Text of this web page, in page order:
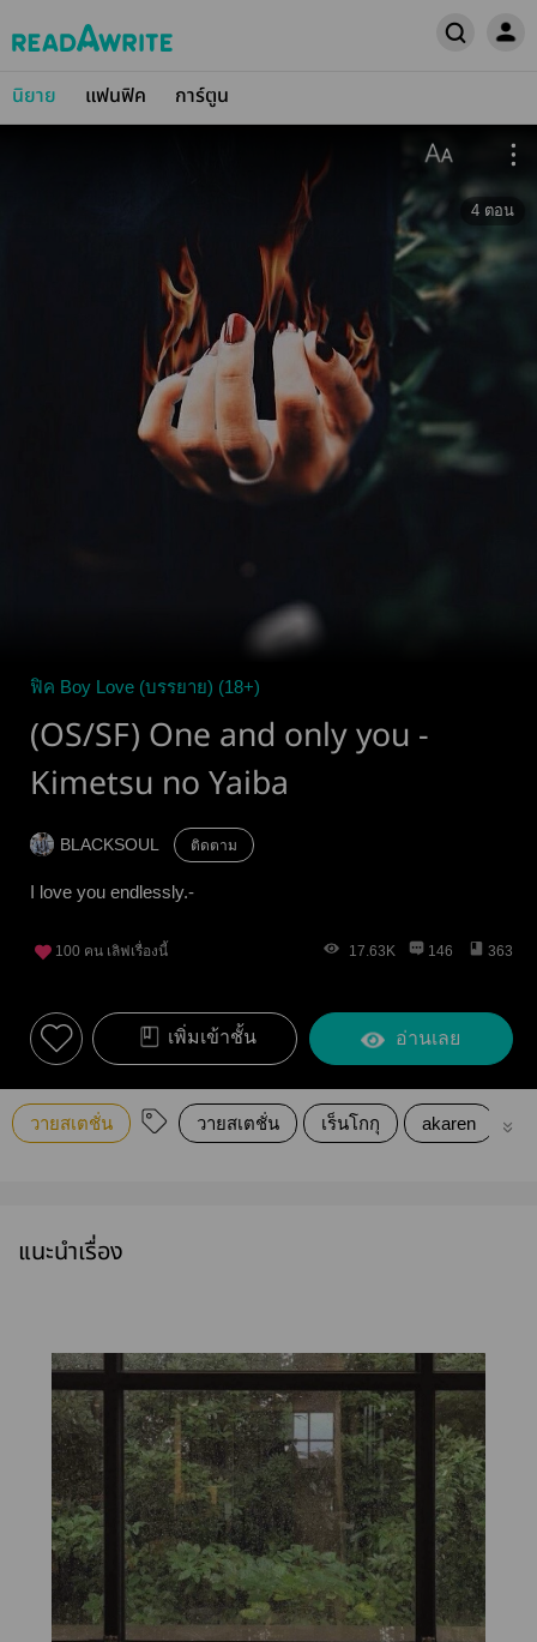
นิยาย แฟนฟิค การ์ตูน
4 ตอน
ฟิค Boy Love (บรรยาย) (18+)
(OS/SF) One and only you -
Kimetsu no Yaiba
BLACKSOUL ติดตาม
I love you endlessly.-
100 คน เลิฟเรื่องนี้ 17.63K 146 363
เพิ่มเข้าชั้น อ่านเลย
วายสเตชั่น วายสเตชั่น เร็นโกกุ akaren
แนะนำเรื่อง